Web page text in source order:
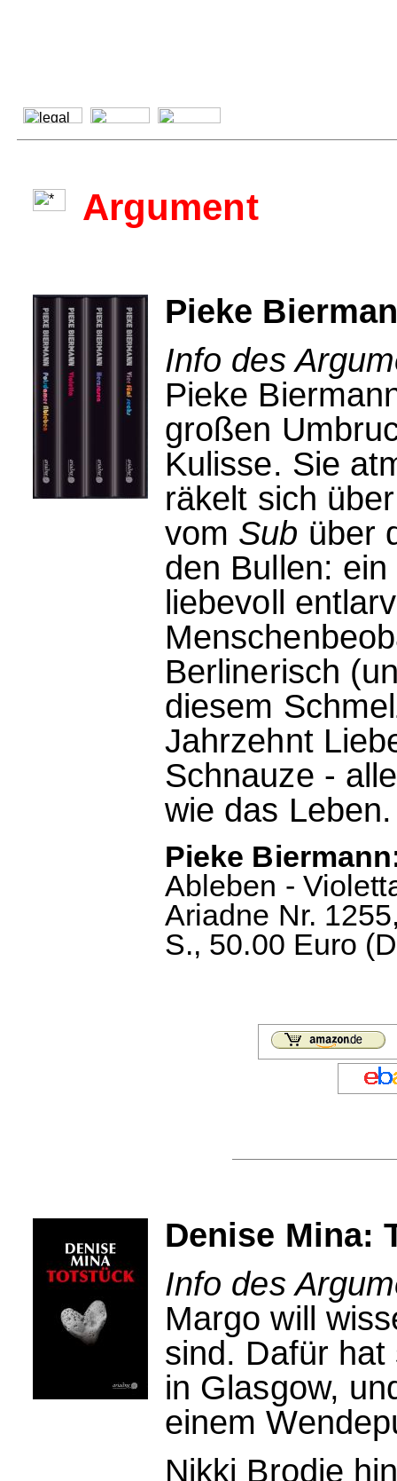
Argument
Pieke
Info des
Pieke
großen
Kulisse. Sie
räkelt sich
vom Sub über
den Bullen:
liebevoll
Berlinerisch
diesem
Jahrzehnt
Schnauze -
wie das Leben.
Pieke
Ableben -
Ariadne Nr.
S., 50.00 Euro
Denise Mina:
Info des
Margo will
sind. Dafür
in Glasgow,
einem
Nikki Brodie